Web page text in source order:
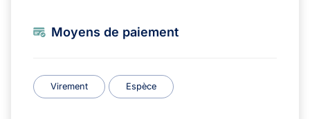
Moyens de paiement
Virement Espèce